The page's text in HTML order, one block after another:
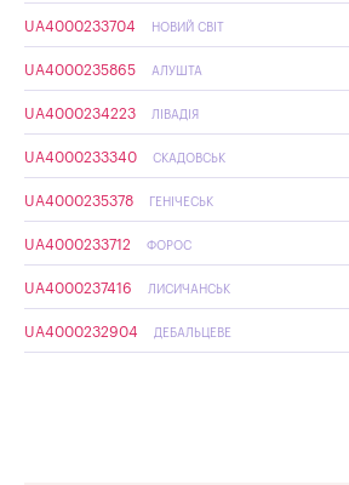
UA4000233704 НОВИЙ СВІТ
UA4000235865 АЛУШТА
UA4000234223 ЛІВАДІЯ
UA4000233340 СКАДОВСЬК
UA4000235378 ГЕНІЧЕСЬК
UA4000233712 ФОРОС
UA4000237416 ЛИСИЧАНСЬК
UA4000232904 ДЕБАЛЬЦЕВЕ